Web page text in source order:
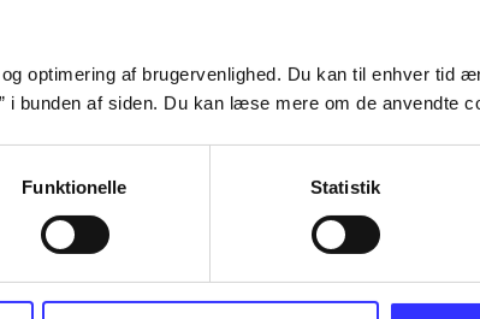
optimering af brugervenlighed. Du kan til enhver tid
i bunden af siden. Du kan læse mere om de anvendte
Funktionelle Statistik